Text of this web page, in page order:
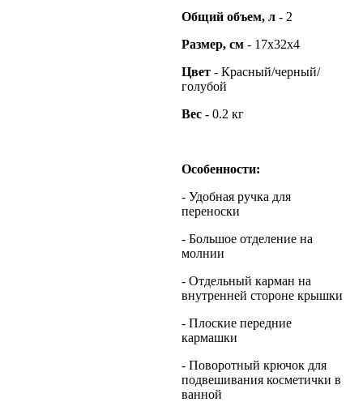
Общий объем, л - 2
Размер, см - 17x32x4
Цвет - Красный/черный/
голубой
Вес - 0.2 кг
Особенности:
- Удобная ручка для
переноски
- Большое отделение на
молнии
- Отдельный карман на
внутренней стороне крышки
- Плоские передние
кармашки
- Поворотный крючок для
подвешивания косметички в
ванной